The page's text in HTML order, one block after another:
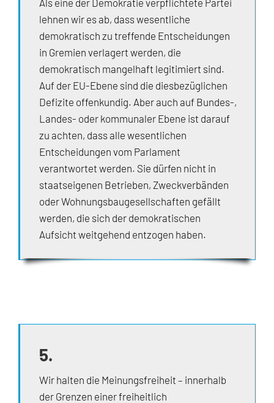
lehnen wir es ab, dass wesentliche
demokratisch zu treffende Entscheidungen
in Gremien verlagert werden, die
demokratisch mangelhaft legitimiert sind.
Auf der EU-Ebene sind die diesbezüglichen
Defizite offenkundig. Aber auch auf Bundes-,
Landes- oder kommunaler Ebene ist darauf
zu achten, dass alle wesentlichen
Entscheidungen vom Parlament
verantwortet werden. Sie dürfen nicht in
staatseigenen Betrieben, Zweckverbänden
oder Wohnungsbaugesellschaften gefällt
werden, die sich der demokratischen
Aufsicht weitgehend entzogen haben.
5.
Wir halten die Meinungsfreiheit – innerhalb
der Grenzen einer freiheitlich